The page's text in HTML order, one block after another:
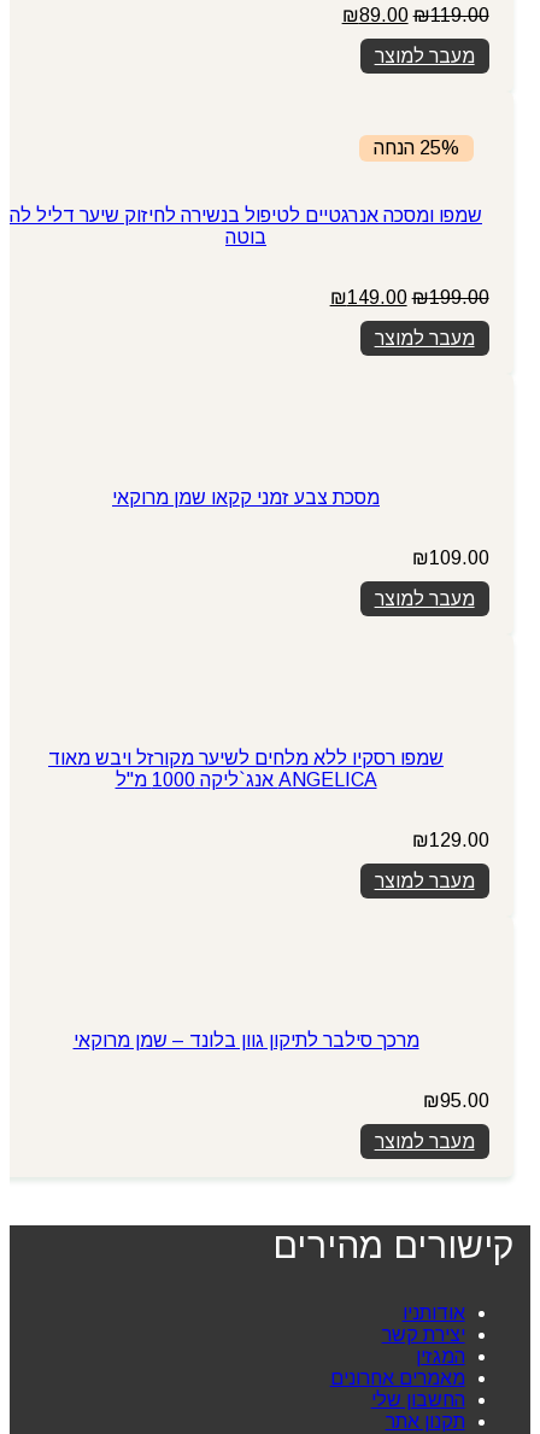
₪119.00
המחיר
המקורי
היה:
₪119.00.
₪89.00
מעבר למוצר
25% הנחה
שמפו ומסכה אנרגטיים לטיפול בנשירה לחיזוק שיער דליל לה
בוטה
₪199.00
המחיר
המקורי
היה:
₪199.00.
₪149.00
מעבר למוצר
מסכת צבע זמני קקאו שמן מרוקאי
₪109.00
מעבר למוצר
שמפו רסקיו ללא מלחים לשיער מקורזל ויבש מאוד
ANGELICA אנג`ליקה 1000 מ"ל
₪129.00
מעבר למוצר
מרכך סילבר לתיקון גוון בלונד – שמן מרוקאי
₪95.00
מעבר למוצר
קישורים מהירים
אודותניו
יצירת קשר
המגזין
מאמרים אחרונים
החשבון שלי
תקנון אתר